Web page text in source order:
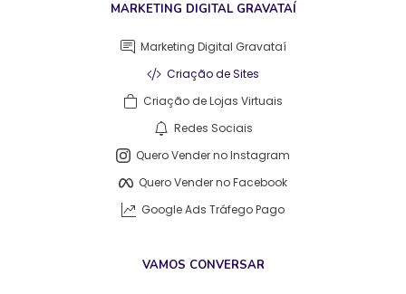
MARKETING DIGITAL GRAVATAÍ
Marketing Digital Gravataí
Criação de Sites
Criação de Lojas Virtuais
Redes Sociais
Quero Vender no Instagram
Quero Vender no Facebook
Google Ads Tráfego Pago
VAMOS CONVERSAR